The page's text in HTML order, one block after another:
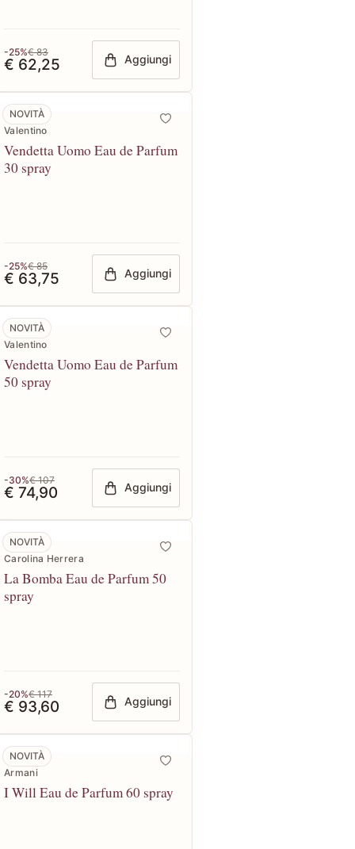
-25%€ 83
€ 62,25 Aggiungi
NOVITÀ
Valentino
Vendetta Uomo Eau de Parfum
30 spray
-25%€ 85
€ 63,75 Aggiungi
NOVITÀ
Valentino
Vendetta Uomo Eau de Parfum
50 spray
-30%€ 107
€ 74,90 Aggiungi
NOVITÀ
Carolina Herrera
La Bomba Eau de Parfum 50
spray
-20%€ 117
€ 93,60 Aggiungi
NOVITÀ
Armani
I Will Eau de Parfum 60 spray